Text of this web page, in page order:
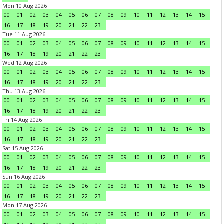
Mon 10 Aug 2026
00
01 02 03 04 05 06 07 08 09 10 11 12 13 14
15
16
17 18 19 20 21 22
23
Tue 11 Aug 2026
00
01 02 03 04 05 06 07 08 09 10 11 12 13 14
15
16
17 18 19 20 21 22
23
Wed 12 Aug 2026
00
01 02 03 04 05 06 07 08 09 10 11 12 13 14
15
16
17 18 19 20 21 22
23
Thu 13 Aug 2026
00
01 02 03 04 05 06 07 08 09 10 11 12 13 14
15
16
17 18 19 20 21 22
23
Fri 14 Aug 2026
00
01 02 03 04 05 06 07 08 09 10 11 12 13 14
15
16
17 18 19 20 21 22
23
Sat 15 Aug 2026
00
01 02 03 04 05 06 07 08 09 10 11 12 13 14
15
16
17 18 19 20 21 22
23
Sun 16 Aug 2026
00
01 02 03 04 05 06 07 08 09 10 11 12 13 14
15
16
17 18 19 20 21 22
23
Mon 17 Aug 2026
00
01 02 03 04 05 06 07 08 09 10 11 12 13 14
15